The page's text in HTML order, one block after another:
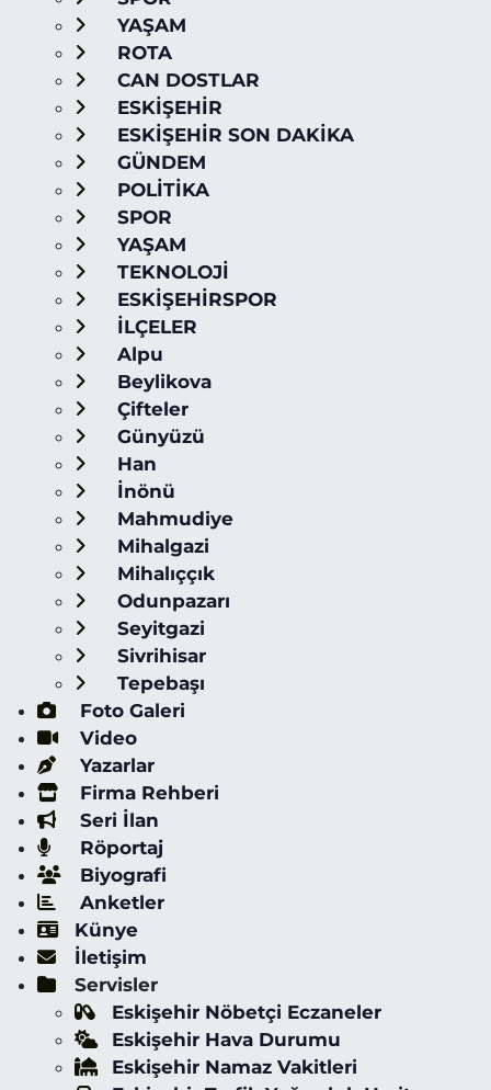
YAŞAM
ROTA
CAN DOSTLAR
ESKİŞEHİR
ESKİŞEHİR SON DAKİKA
GÜNDEM
POLİTİKA
SPOR
YAŞAM
TEKNOLOJİ
ESKİŞEHİRSPOR
İLÇELER
Alpu
Beylikova
Çifteler
Günyüzü
Han
İnönü
Mahmudiye
Mihalgazi
Mihalıççık
Odunpazarı
Seyitgazi
Sivrihisar
Tepebaşı
Foto Galeri
Video
Yazarlar
Firma Rehberi
Seri İlan
Röportaj
Biyografi
Anketler
Künye
İletişim
Servisler
Eskişehir Nöbetçi Eczaneler
Eskişehir Hava Durumu
Eskişehir Namaz Vakitleri